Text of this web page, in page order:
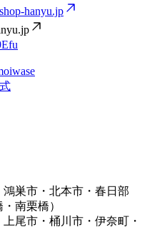
hanyu.jp
巣市・北本市・春日部
南栗橋）
尾市・桶川市・伊奈町・